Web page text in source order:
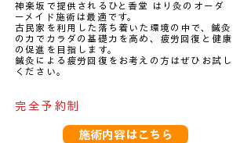
神楽坂で提供されるひと香堂 はり灸のオーダ
ーメイド施術は最適です。
古民家を利用した落ち着いた環境の中で、鍼灸
の力でカラダの基礎力を高め、疲労回復と健康
の促進を目指します。
鍼灸による疲労回復をお考えの方はぜひお試し
ください。
完全予約制
施術内容はこちら